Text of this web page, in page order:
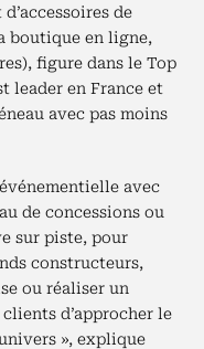
de
boutique en ligne,
figure dans le Top
leader en France et
avec pas moins
avec
de concessions ou
sur piste, pour
constructeurs,
ou réaliser un
d’approcher le
», explique